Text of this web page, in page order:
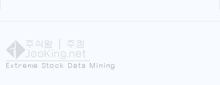
주식왕 | 주킹
JooKing.net
Extreme Stock Data Mining